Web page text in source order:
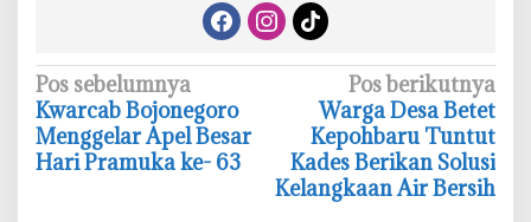
N
a
v
Pos sebelumnya
Kwarcab Bojonegoro
Menggelar Apel Besar
Hari Pramuka ke- 63
Pos berikutnya
Warga Desa Betet
Kepohbaru Tuntut
Kades Berikan Solusi
Kelangkaan Air Bersih